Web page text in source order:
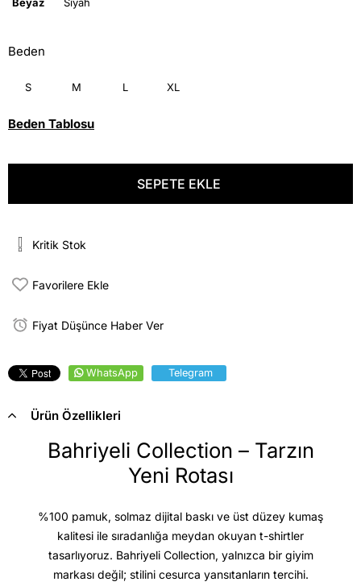
Beden
S M L XL
Beden Tablosu
Kritik Stok
Favorilere Ekle
Fiyat Düşünce Haber Ver
WhatsApp Telegram
Ürün Özellikleri
Bahriyeli Collection – Tarzın
Yeni Rotası
%100 pamuk, solmaz dijital baskı ve üst düzey kumaş
kalitesi ile sıradanlığa meydan okuyan t-shirtler
tasarlıyoruz. Bahriyeli Collection, yalnızca bir giyim
markası değil; stilini cesurca yansıtanların tercihi.